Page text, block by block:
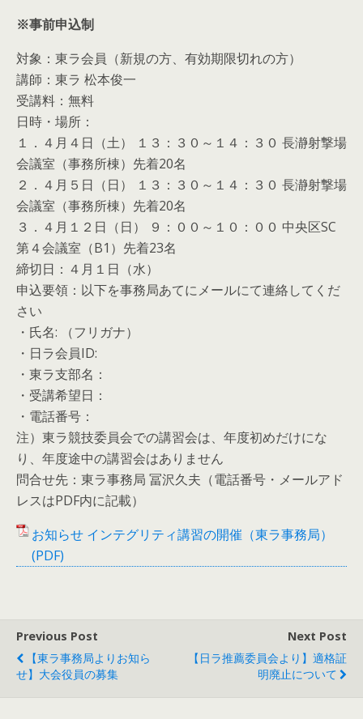
※事前申込制
対象：東ラ会員（新規の方、有効期限切れの方）
講師：東ラ 松本俊一
受講料：無料
日時・場所：
１．４月４日（土） １３：３０～１４：３０ 長瀞射撃場
会議室（事務所棟）先着20名
２．４月５日（日） １３：３０～１４：３０ 長瀞射撃場
会議室（事務所棟）先着20名
３．４月１２日（日） ９：００～１０：００ 中央区SC
第４会議室（B1）先着23名
締切日：４月１日（水）
申込要領：以下を事務局あてにメールにて連絡してくだ
さい
・氏名: （フリガナ）
・日ラ会員ID:
・東ラ支部名：
・受講希望日：
・電話番号：
注）東ラ競技委員会での講習会は、年度初めだけにな
り、年度途中の講習会はありません
問合せ先：東ラ事務局 冨沢久夫（電話番号・メールアド
レスはPDF内に記載）
お知らせ インテグリティ講習の開催（東ラ事務局）
(PDF)
Previous Post
【東ラ事務局よりお知ら
せ】大会役員の募集
Next Post
【日ラ推薦委員会より】適格証
明廃止について